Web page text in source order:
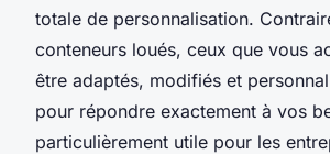
totale de personnalisation.
conteneurs loués, ceux que vous
être adaptés, modifiés et
pour répondre exactement à vos
particulièrement utile pour les